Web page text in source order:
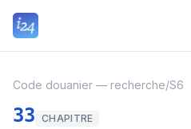
Code douanier — recherche/S6
33 CHAPITRE